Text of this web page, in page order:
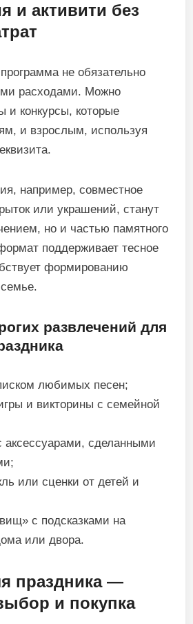
и активити без
не обязательно
расходами. Можно
и конкурсы, которые
и взрослым, используя
например, совместное
или украшений, станут
но и частью памятного
поддерживает тесное
формированию
развлечений для
любимых песен;
и викторины с семейной
аксессуарами, сделанными
или сценки от детей и
с подсказками на
или двора.
праздника —
и покупка